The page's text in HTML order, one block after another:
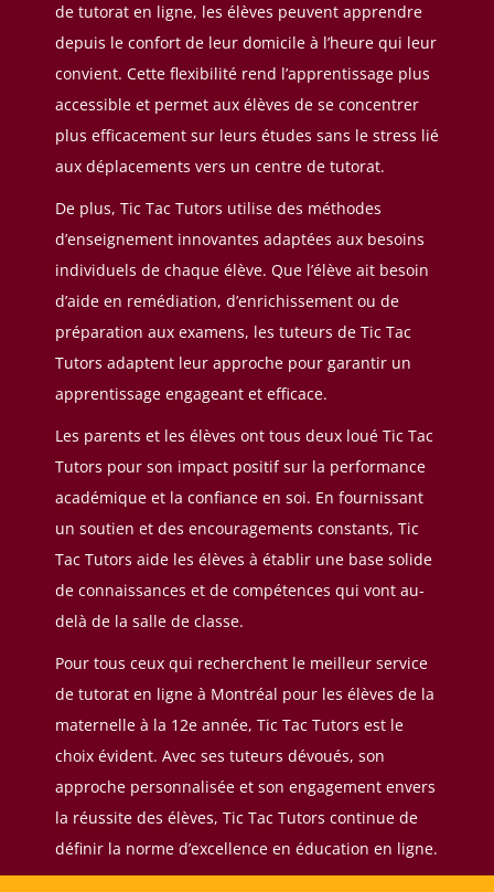
de tutorat en ligne, les élèves peuvent apprendre
depuis le confort de leur domicile à l’heure qui leur
convient. Cette flexibilité rend l’apprentissage plus
accessible et permet aux élèves de se concentrer
plus efficacement sur leurs études sans le stress lié
aux déplacements vers un centre de tutorat.
De plus, Tic Tac Tutors utilise des méthodes
d’enseignement innovantes adaptées aux besoins
individuels de chaque élève. Que l’élève ait besoin
d’aide en remédiation, d’enrichissement ou de
préparation aux examens, les tuteurs de Tic Tac
Tutors adaptent leur approche pour garantir un
apprentissage engageant et efficace.
Les parents et les élèves ont tous deux loué Tic Tac
Tutors pour son impact positif sur la performance
académique et la confiance en soi. En fournissant
un soutien et des encouragements constants, Tic
Tac Tutors aide les élèves à établir une base solide
de connaissances et de compétences qui vont au-
delà de la salle de classe.
Pour tous ceux qui recherchent le meilleur service
de tutorat en ligne à Montréal pour les élèves de la
maternelle à la 12e année, Tic Tac Tutors est le
choix évident. Avec ses tuteurs dévoués, son
approche personnalisée et son engagement envers
la réussite des élèves, Tic Tac Tutors continue de
définir la norme d’excellence en éducation en ligne.